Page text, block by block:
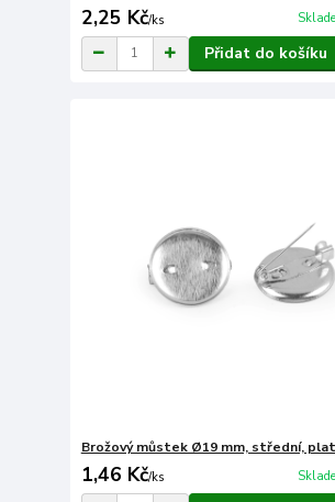
2,25 Kč/ks
Přidat do košíku
Brožový můstek Ø19 mm, střední,
1,46 Kč/ks